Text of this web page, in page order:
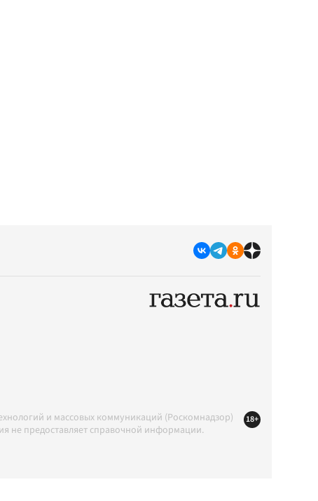
и массовых коммуникаций (Роскомнадзор)
не предоставляет справочной информации.
18+